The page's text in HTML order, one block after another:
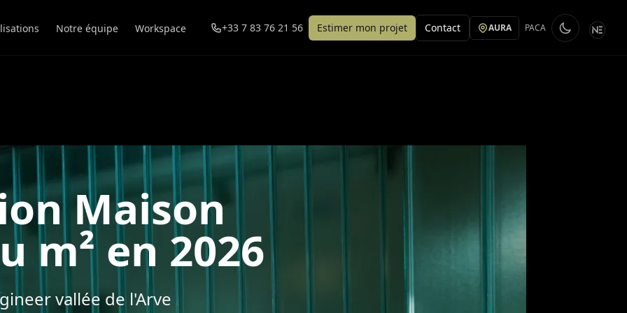
Notre équipe Workspace +33 7 83 76 21 56 Estimer mon projet Contact AURA PACA
Maison
m² en 2026
vallée de l'Arve